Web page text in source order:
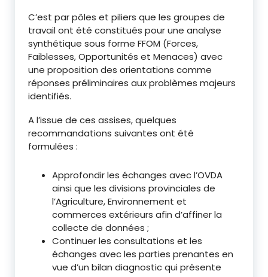
C’est par pôles et piliers que les groupes de
travail ont été constitués pour une analyse
synthétique sous forme FFOM (Forces,
Faiblesses, Opportunités et Menaces) avec
une proposition des orientations comme
réponses préliminaires aux problèmes majeurs
identifiés.
A l’issue de ces assises, quelques
recommandations suivantes ont été
formulées :
Approfondir les échanges avec l’OVDA
ainsi que les divisions provinciales de
l’Agriculture, Environnement et
commerces extérieurs afin d’affiner la
collecte de données ;
Continuer les consultations et les
échanges avec les parties prenantes en
vue d’un bilan diagnostic qui présente